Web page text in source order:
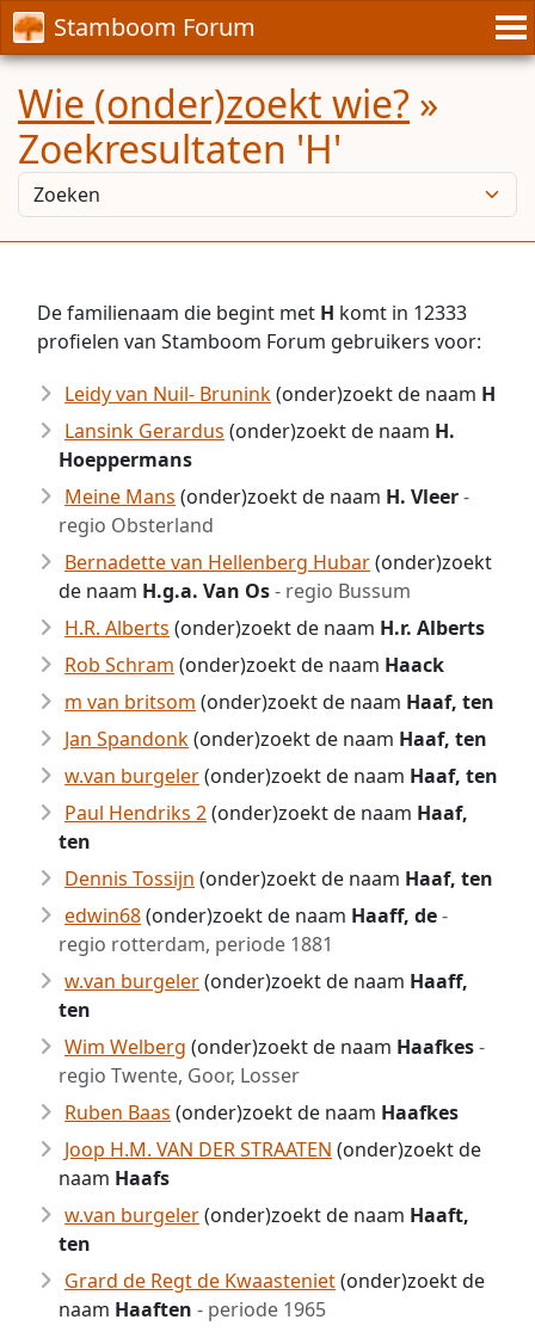
Stamboom Forum
Wie (onder)zoekt wie? »
Zoekresultaten 'H'
De familienaam die begint met H komt in 12333
profielen van Stamboom Forum gebruikers voor:
Leidy van Nuil- Brunink(onder)zoekt de naam H
Lansink Gerardus (onder)zoekt de naam H.
Hoeppermans
Meine Mans (onder)zoekt de naam H. Vleer-
regio Obsterland
Bernadette van Hellenberg Hubar(onder)zoekt
de naam H.g.a. Van Os- regio Bussum
H.R. Alberts (onder)zoekt de naam H.r. Alberts
Rob Schram (onder)zoekt de naam Haack
m van britsom (onder)zoekt de naam Haaf, ten
Jan Spandonk(onder)zoekt de naam Haaf, ten
w.van burgeler(onder)zoekt de naam Haaf, ten
Paul Hendriks 2(onder)zoekt de naam Haaf,
ten
Dennis Tossijn (onder)zoekt de naam Haaf, ten
edwin68(onder)zoekt de naam Haaff, de-
regio rotterdam, periode 1881
w.van burgeler(onder)zoekt de naam Haaff,
ten
Wim Welberg (onder)zoekt de naam Haafkes-
regio Twente, Goor, Losser
Ruben Baas (onder)zoekt de naam Haafkes
Joop H.M. VAN DER STRAATEN (onder)zoekt de
naam Haafs
w.van burgeler(onder)zoekt de naam Haaft,
ten
Grard de Regt de Kwaasteniet(onder)zoekt de
naam Haaften - periode 1965